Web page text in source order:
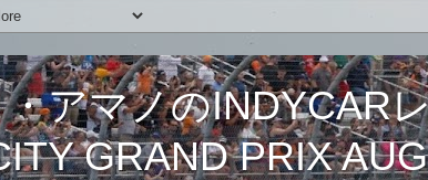
アマノのINDYCAR
GRAND PRIX